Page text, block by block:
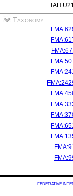
Taxonomy
FEDERATIVE